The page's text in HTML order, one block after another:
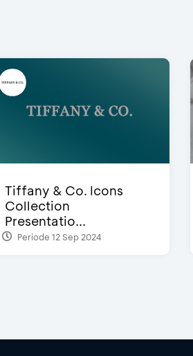
Tiffany & Co. Icons
Collection
Presentatio...
Periode 12 Sep 2024